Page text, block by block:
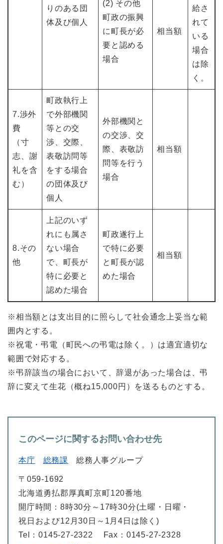
りのある団
体及び個人
給さ
れて
いる
場合
は除
く。
(2) その他
町政の振興
に町長が必
要と認める
場合
相当額
7.渉外
費
（寸
志、謝
礼を含
む）
町政執行上
で外部機関
等との交
渉、交際、
表敬訪問等
をする場合
の団体及び
個人
外部機関と
の交渉、交
際、表敬訪
問等を行う
場合
相当額
8.その
他
上記のいず
れにも属さ
ない場合
で、町長が
特に必要と
認めた場合
町政遂行上
で特に必要
と町長が認
めた場合
相当額
※相当額とは支出目的に照らして社会通念上妥当な範
囲内とする。
※祝電・弔電（町民への弔電は除く。）は適宜適切な
範囲で対応する。
※弔辞該当の場合において、辞退があった場合は、弔
辞に変えて生花（概ね15,000円）を送るものとする。
このページに関するお問い合わせ先
本庁 総務課 総務人事グループ
〒059-1692
北海道勇払郡厚真町京町120番地
開庁時間：8時30分～17時30分(土曜・日曜・
祝日および12月30日～1月4日は除く)
Tel：0145-27-2322
Fax：0145-27-2328